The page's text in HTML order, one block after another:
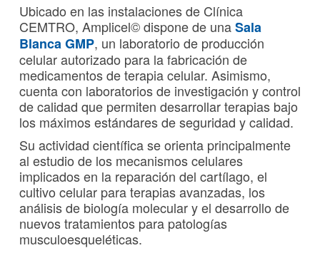
Ubicado en las instalaciones de Clínica
CEMTRO, Amplicel© dispone de unaSala
Blanca GMP, un laboratorio de producción
celular autorizado para la fabricación de
medicamentos de terapia celular. Asimismo,
cuenta con laboratorios de investigación y control
de calidad que permiten desarrollar terapias bajo
los máximos estándares de seguridad y calidad.
Su actividad científica se orienta principalmente
al estudio de los mecanismos celulares
implicados en la reparación del cartílago, el
cultivo celular para terapias avanzadas, los
análisis de biología molecular y el desarrollo de
nuevos tratamientos para patologías
musculoesqueléticas.